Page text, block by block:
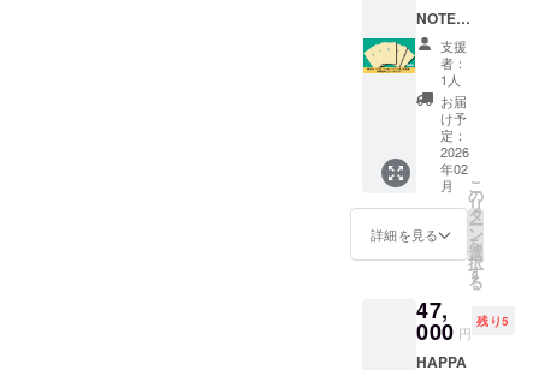
プの日
程調整
CAMPF
IREに登
録され
ている
メール
で行い
ます
ドカ
バー ‐80
ページ
予定
ワーク
ショッ
プ場
所：
「なな
いろカ
フェ」
（阪神
※送料・
※現地ま
での交
援者の
みご連
絡いた
します
※CAMP
FIREに
登録の
メール
宛てに
連絡い
たしま
すの
にお願
いいた
しま
NOTE（
ハッパ
ノー
ト）5冊
（完成
版）助
産院さ
んなど
にオス
スメ
‐HAPP
A
NOTE（
ハッパ
ト）✕5
‐A5サイ
ズ ‐ハー
ドカ
支援
者：
1人
お届
け予
定：
2026
年02
月
詳細を見る
こ
の
リ
タ
ー
ン
を
選
択
す
る
47,
000 円
残り5
HAPPA